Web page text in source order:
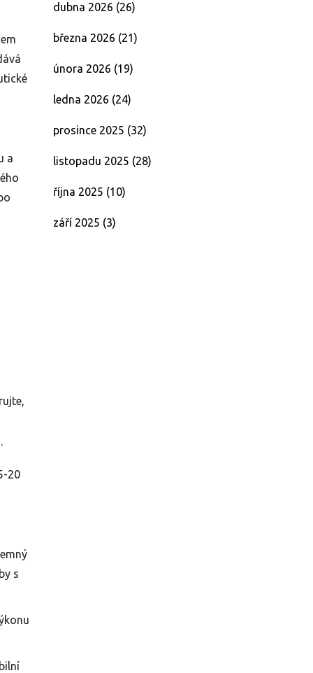
a
20
s
dubna 2026 (26)
března 2026 (21)
února 2026 (19)
ledna 2026 (24)
prosince 2025 (32)
listopadu 2025 (28)
října 2025 (10)
září 2025 (3)